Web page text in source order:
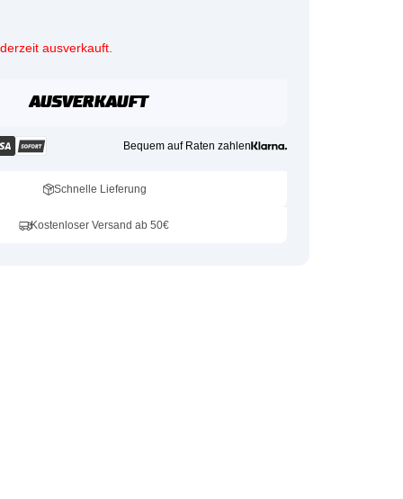
ausverkauft.
AUSVERKAUFT
Bequem auf Raten zahlen
Schnelle Lieferung
Kostenloser Versand ab 50€